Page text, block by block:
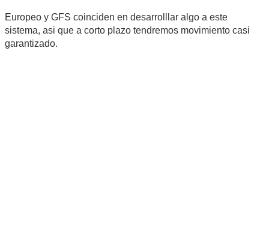
Europeo y GFS coinciden en desarrolllar algo a este
sistema, asi que a corto plazo tendremos movimiento casi
garantizado.